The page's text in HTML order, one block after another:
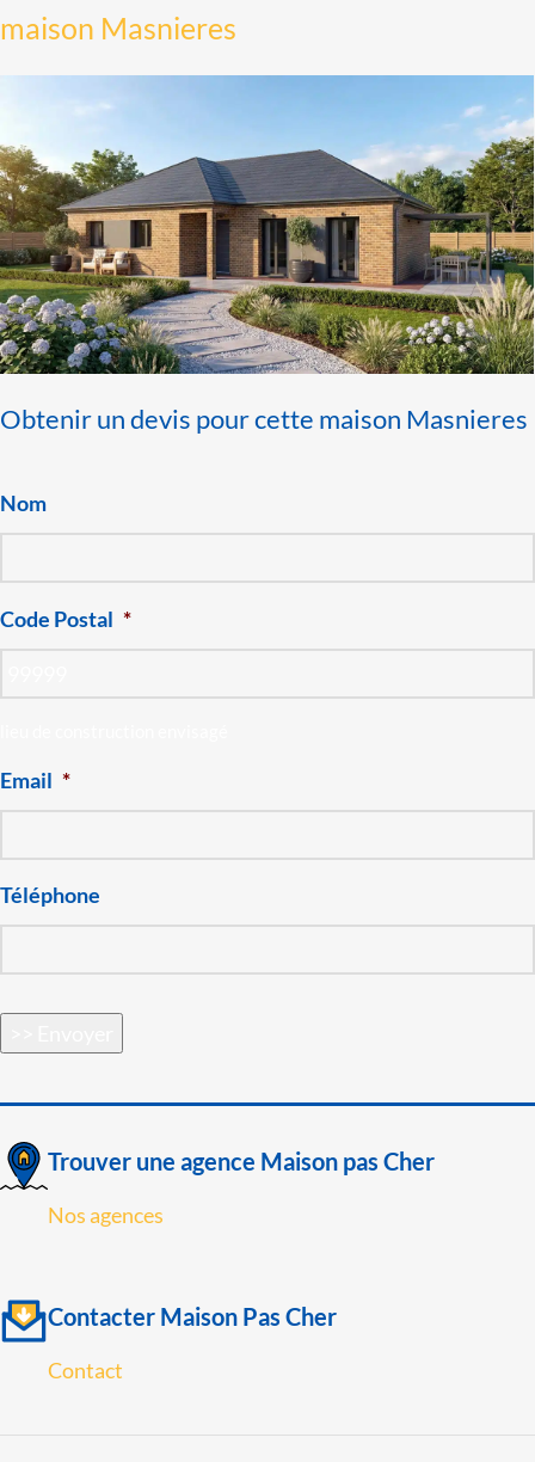
maison Masnieres
Obtenir un devis pour cette maison Masnieres
Nom
Code Postal *
Email *
Téléphone
Trouver une agence Maison pas Cher
Nos agences
Contacter Maison Pas Cher
Contact